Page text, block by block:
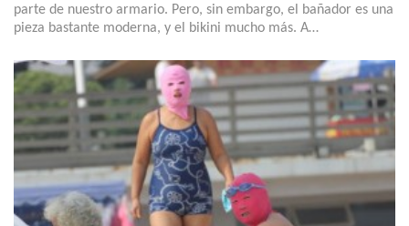
parte de nuestro armario. Pero, sin embargo, el bañador es una
pieza bastante moderna, y el bikini mucho más. A…